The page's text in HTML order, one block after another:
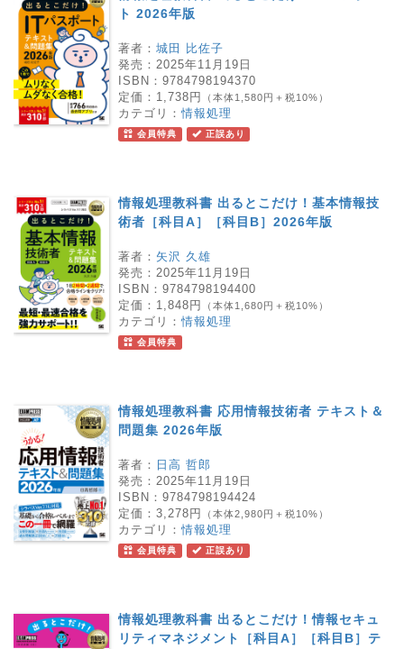
ト 2026年版
著者： 城田 比佐子
発売： 2025年11月19日
ISBN： 9784798194370
定価： 1,738円 （本体1,580円＋税10%）
カテゴリ：情報処理
会員特典 正誤あり
情報処理教科書 出るとこだけ！基本情報技
術者［科目A］［科目B］2026年版
著者： 矢沢 久雄
発売： 2025年11月19日
ISBN： 9784798194400
定価： 1,848円 （本体1,680円＋税10%）
カテゴリ：情報処理
会員特典
情報処理教科書 応用情報技術者 テキスト＆
問題集 2026年版
著者： 日高 哲郎
発売： 2025年11月19日
ISBN： 9784798194424
定価： 3,278円 （本体2,980円＋税10%）
カテゴリ：情報処理
会員特典 正誤あり
情報処理教科書 出るとこだけ！情報セキュ
リティマネジメント［科目A］［科目B］テ